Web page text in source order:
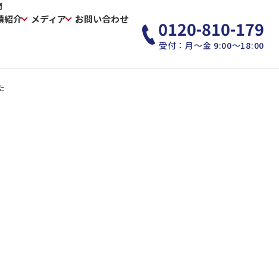
紹介 メディア お問い合わせ 0120-810-179
受付：月～金 9:00～18:00